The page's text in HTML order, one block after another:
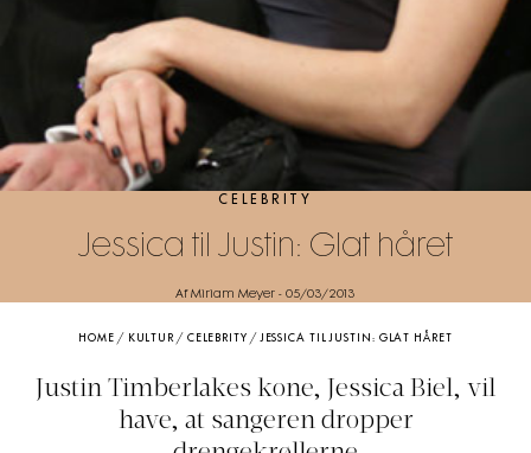
CELEBRITY
Jessica til Justin: Glat håret
Af Miriam Meyer - 05/03/2013
HOME / KULTUR / CELEBRITY / JESSICA TIL JUSTIN: GLAT HÅRET
Justin Timberlakes kone, Jessica Biel, vil
have, at sangeren dropper